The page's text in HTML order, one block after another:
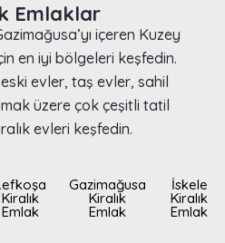
Emlaklar
içeren Kuzey
en iyi bölgeleri keşfedin.
evler, taş evler, sahil
üzere çok çeşitli tatil
evleri keşfedin.
Kiralık
Emlak
Gazimağusa
Kiralık
Emlak
İskele
Kiralık
Emlak